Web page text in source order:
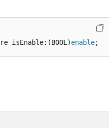
isEnable:(BOOL)enable